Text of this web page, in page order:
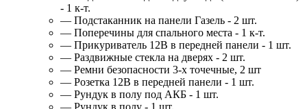
- 1 к-т.
— Подстаканник на панели Газель - 2 шт.
— Поперечины для спального места - 1 к-т.
— Прикуриватель 12В в передней панели - 1 шт.
— Раздвижные стекла на дверях - 2 шт.
— Ремни безопасности 3-х точечные, 2 шт
— Розетка 12В в передней панели - 1 шт.
— Рундук в полу под АКБ - 1 шт.